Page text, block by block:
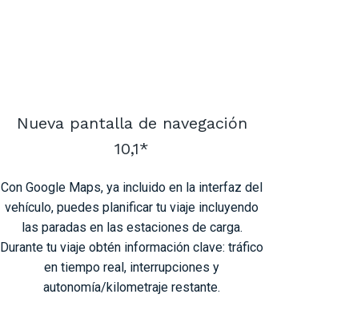
Nueva pantalla de navegación
10,1*
Con Google Maps, ya incluido en la interfaz del
vehículo, puedes planificar tu viaje incluyendo
las paradas en las estaciones de carga.
Durante tu viaje obtén información clave: tráfico
en tiempo real, interrupciones y
autonomía/kilometraje restante.